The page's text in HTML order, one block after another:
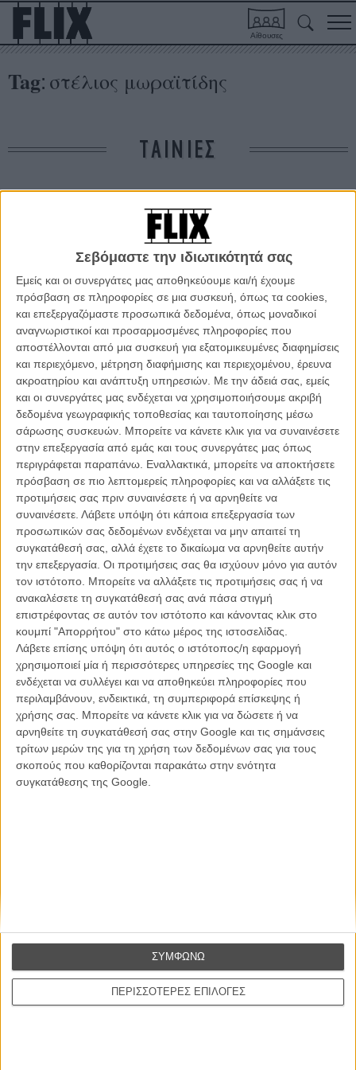
Σεβόμαστε την ιδιωτικότητά σας
Εμείς και οι συνεργάτες μας αποθηκεύουμε και/ή έχουμε
πρόσβαση σε πληροφορίες σε μια συσκευή, όπως τα cookies,
και επεξεργαζόμαστε προσωπικά δεδομένα, όπως μοναδικοί
αναγνωριστικοί και προσαρμοσμένες πληροφορίες που
αποστέλλονται από μια συσκευή για εξατομικευμένες διαφημίσεις
και περιεχόμενο, μέτρηση διαφήμισης και περιεχομένου, έρευνα
ακροατηρίου και ανάπτυξη υπηρεσιών. Με την άδειά σας, εμείς
και οι συνεργάτες μας ενδέχεται να χρησιμοποιήσουμε ακριβή
δεδομένα γεωγραφικής τοποθεσίας και ταυτοποίησης μέσω
σάρωσης συσκευών. Μπορείτε να κάνετε κλικ για να συναινέσετε
στην επεξεργασία από εμάς και τους συνεργάτες μας όπως
περιγράφεται παραπάνω. Εναλλακτικά, μπορείτε να αποκτήσετε
πρόσβαση σε πιο λεπτομερείς πληροφορίες και να αλλάξετε τις
προτιμήσεις σας πριν συναινέσετε ή να αρνηθείτε να
συναινέσετε. Λάβετε υπόψη ότι κάποια επεξεργασία των
προσωπικών σας δεδομένων ενδέχεται να μην απαιτεί τη
συγκατάθεσή σας, αλλά έχετε το δικαίωμα να αρνηθείτε αυτήν
την επεξεργασία. Οι προτιμήσεις σας θα ισχύουν μόνο για αυτόν
τον ιστότοπο. Μπορείτε να αλλάξετε τις προτιμήσεις σας ή να
ανακαλέσετε τη συγκατάθεσή σας ανά πάσα στιγμή
επιστρέφοντας σε αυτόν τον ιστότοπο και κάνοντας κλικ στο
κουμπί "Απορρήτου" στο κάτω μέρος της ιστοσελίδας.
Λάβετε επίσης υπόψη ότι αυτός ο ιστότοπος/η εφαρμογή
χρησιμοποιεί μία ή περισσότερες υπηρεσίες της Google και
ενδέχεται να συλλέγει και να αποθηκεύει πληροφορίες που
περιλαμβάνουν, ενδεικτικά, τη συμπεριφορά επίσκεψης ή
χρήσης σας. Μπορείτε να κάνετε κλικ για να δώσετε ή να
αρνηθείτε τη συγκατάθεσή σας στην Google και τις σημάνσεις
τρίτων μερών της για τη χρήση των δεδομένων σας για τους
σκοπούς που καθορίζονται παρακάτω στην ενότητα
συγκατάθεσης της Google.
ΠΕΡΙΣΣΟΤΕΡΕΣ ΕΠΙΛΟΓΕΣ
ΣΥΜΦΩΝΩ
Αίθουσες
Tag: στέλιος μωραϊτίδης
ΤΑΙΝΙΕΣ
Δε βρέθηκαν σχετικές κριτικές ταινιών.
ΑΡΘΡΑ
«Deconstructing Interruption»: Μια αλλιώτικη ματιά
στην ταινία του Γιώργου Ζώη
ΝΕΑ /27 ΜΑΙ 2016/ Flix Team
Βιμ Βέντερς
Συνέντευξη
Η επιτυχία είναι υπερτιμημένη. Δεν σε κάνει
καλύτερο, δεν σε πάει πουθενά η επιτυχία. Είναι
απλώς ένα ωραίο, ανεβαστικό, επιφανειακό
συναίσθημα.»
CONNECT
Εγγράψου στο εβδομαδιαίο newsletter μας.
Θέλω να λαμβάνω τα newsletter σας.